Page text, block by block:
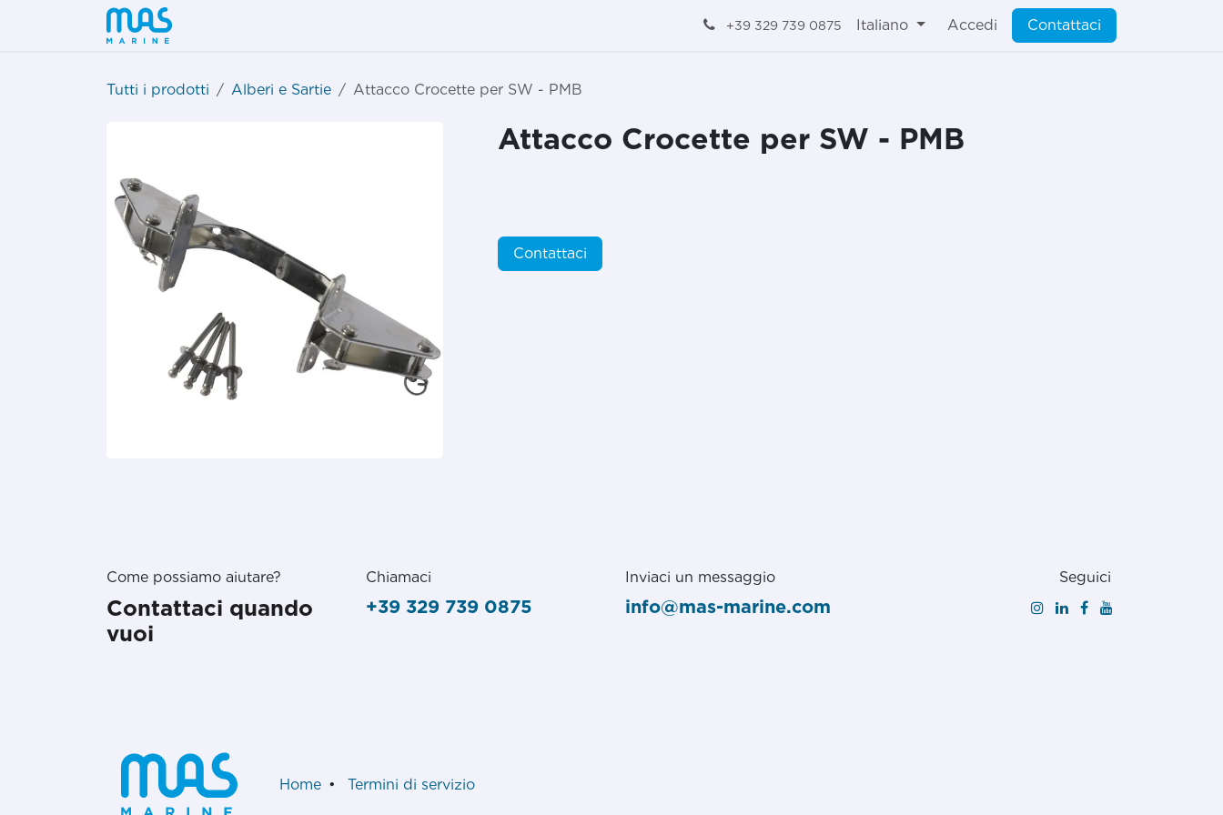
Passa al contenuto
+39 329 739 0875 Italiano Accedi Contattaci
Tutti i prodotti Alberi e Sartie Attacco Crocette per SW - PMB
Attacco Crocette per SW - PMB
Contattaci
Come possiamo aiutare?
Contattaci quando
vuoi
Chiamaci
+39 329 739 0875
Inviaci un messaggio
info@mas-marine.com
Seguici
Home • Termini di servizio